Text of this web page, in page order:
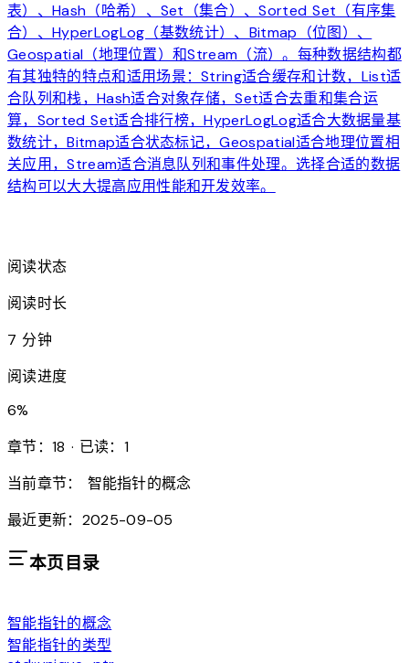
表）、Hash（哈希）、Set（集合）、Sorted Set（有序集
合）、HyperLogLog（基数统计）、Bitmap（位图）、
Geospatial（地理位置）和Stream（流）。每种数据结构都
有其独特的特点和适用场景：String适合缓存和计数，List适
合队列和栈，Hash适合对象存储，Set适合去重和集合运
算，Sorted Set适合排行榜，HyperLogLog适合大数据量基
数统计，Bitmap适合状态标记，Geospatial适合地理位置相
关应用，Stream适合消息队列和事件处理。选择合适的数据
结构可以大大提高应用性能和开发效率。
阅读状态
阅读时长
7 分钟
阅读进度
6%
章节：18 · 已读：1
当前章节：
智能指针的概念
最近更新：2025-09-05
本页目录
智能指针的概念
智能指针的类型